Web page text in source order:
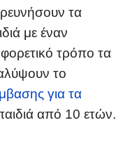
τα
με έναν
τρόπο τα
το
για τα
από 10 ετών.